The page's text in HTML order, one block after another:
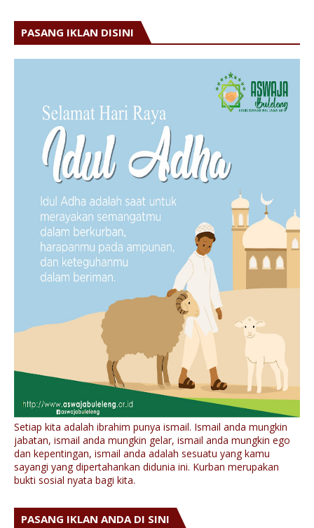
PASANG IKLAN DISINI
Setiap kita adalah ibrahim punya ismail. Ismail anda mungkin
jabatan, ismail anda mungkin gelar, ismail anda mungkin ego
dan kepentingan, ismail anda adalah sesuatu yang kamu
sayangi yang dipertahankan didunia ini. Kurban merupakan
bukti sosial nyata bagi kita.
PASANG IKLAN ANDA DI SINI